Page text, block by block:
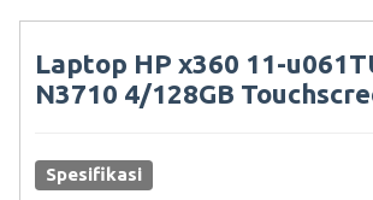
Laptop HP x360 11-
N3710 4/128GB
Spesifikasi